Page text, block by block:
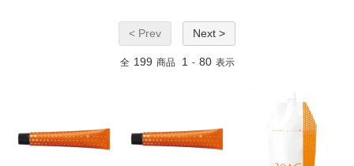
< Prev Next >
全 199 商品 1 - 80 表示